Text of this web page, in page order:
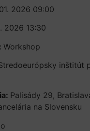
2026 09:00
2026 13:30
Workshop
inštitút
Palisády 29,
na Slovensku